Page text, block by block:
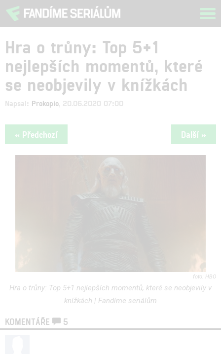
Hra o trůny: Top 5+1
nejlepších momentů, které
se neobjevily v knížkách
Napsal: Prokopio , 20.06.2020 07:00
« Předchozí Další »
HBO
Hra o trůny: Top 5+1 nejlepších momentů, které se neobjevily v
knížkách | Fandíme seriálům
KOMENTÁŘE 5